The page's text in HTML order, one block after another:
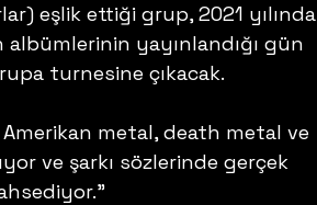
eşlik ettiği grup, 2021 yılında
albümlerinin yayınlandığı gün
turnesine çıkacak.
metal, death metal ve
ve şarkı sözlerinde gerçek